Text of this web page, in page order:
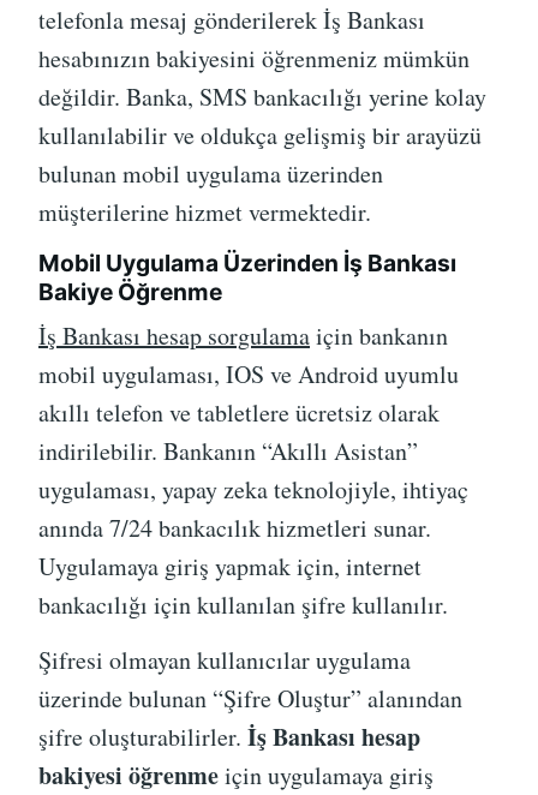
telefonla mesaj gönderilerek İş Bankası
hesabınızın bakiyesini öğrenmeniz mümkün
değildir. Banka, SMS bankacılığı yerine kolay
kullanılabilir ve oldukça gelişmiş bir arayüzü
bulunan mobil uygulama üzerinden
müşterilerine hizmet vermektedir.
Mobil Uygulama Üzerinden İş Bankası
Bakiye Öğrenme
İş Bankası hesap sorgulamaiçin bankanın
mobil uygulaması, IOS ve Android uyumlu
akıllı telefon ve tabletlere ücretsiz olarak
indirilebilir. Bankanın “Akıllı Asistan”
uygulaması, yapay zeka teknolojiyle, ihtiyaç
anında 7/24 bankacılık hizmetleri sunar.
Uygulamaya giriş yapmak için, internet
bankacılığı için kullanılan şifre kullanılır.
Şifresi olmayan kullanıcılar uygulama
üzerinde bulunan “Şifre Oluştur” alanından
şifre oluşturabilirler. İş Bankası hesap
bakiyesi öğrenmeiçin uygulamaya giriş